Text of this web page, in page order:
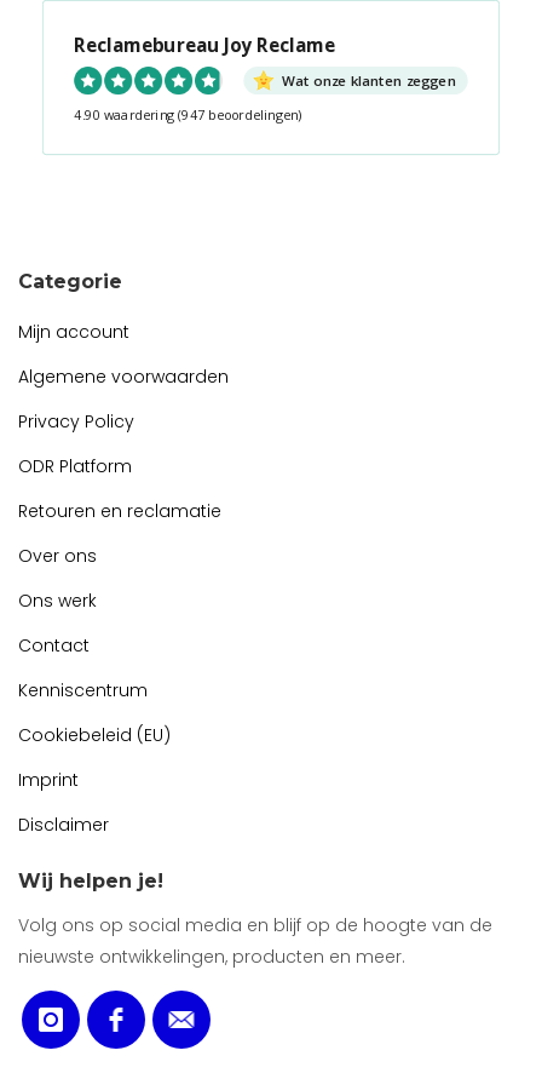
Reclamebureau Joy Reclame
Wat onze klanten zeggen
4.90 waardering (947 beoordelingen)
Categorie
Mijn account
Algemene voorwaarden
Privacy Policy
ODR Platform
Retouren en reclamatie
Over ons
Ons werk
Contact
Kenniscentrum
Cookiebeleid (EU)
Imprint
Disclaimer
Wij helpen je!
Volg ons op social media en blijf op de hoogte van de
nieuwste ontwikkelingen, producten en meer.